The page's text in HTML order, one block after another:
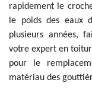
rapidement le
le poids des eaux
plusieurs années,
votre expert en
pour le
matériau des